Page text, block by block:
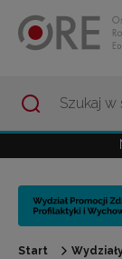
Start